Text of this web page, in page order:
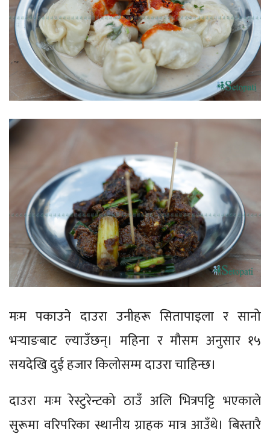
मःम पकाउने दाउरा उनीहरू सितापाइला र सानो
भर्‍याङबाट ल्याउँछन्। महिना र मौसम अनुसार १५
सयदेखि दुई हजार किलोसम्म दाउरा चाहिन्छ।
दाउरा मःम रेस्टुरेन्टको ठाउँ अलि भित्रपट्टि भएकाले
सुरूमा वरिपरिका स्थानीय ग्राहक मात्र आउँथे। बिस्तारै